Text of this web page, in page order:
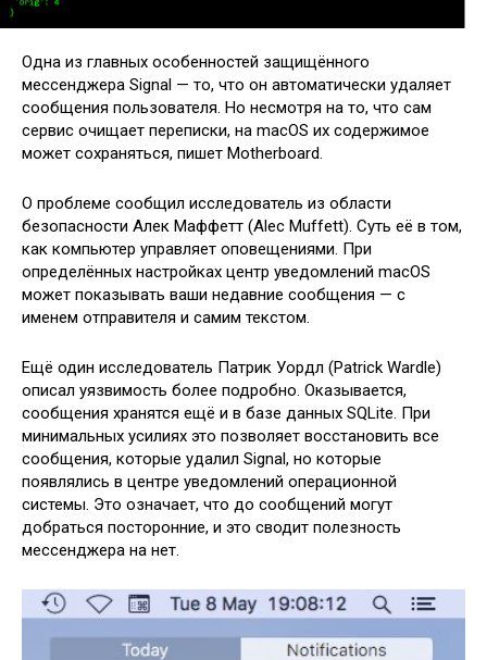
Одна из главных особенностей защищённого
мессенджера Signal — то, что он автоматически удаляет
сообщения пользователя. Но несмотря на то, что сам
сервис очищает переписки, на macOS их содержимое
может сохраняться, пишет Motherboard.
О проблеме сообщил исследователь из области
безопасности Алек Маффетт (Alec Muffett). Суть её в том,
как компьютер управляет оповещениями. При
определённых настройках центр уведомлений macOS
может показывать ваши недавние сообщения — с
именем отправителя и самим текстом.
Ещё один исследователь Патрик Уордл (Patrick Wardle)
описал уязвимость более подробно. Оказывается,
сообщения хранятся ещё и в базе данных SQLite. При
минимальных усилиях это позволяет восстановить все
сообщения, которые удалил Signal, но которые
появлялись в центре уведомлений операционной
системы. Это означает, что до сообщений могут
добраться посторонние, и это сводит полезность
мессенджера на нет.